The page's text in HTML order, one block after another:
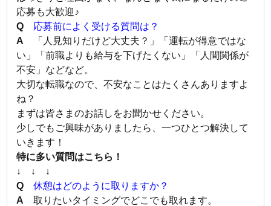
応募も大歓迎♪
Q
応募前によく受ける質問は？
A 「人見知りだけど大丈夫？」「運転が得意ではな
い」「前職よりも給与を下げたくない」「人間関係が
不安」などなど。
大切な転職なので、不安なことはたくさんありますよ
ね？
まずは皆さまのお話しをお聞かせください。
少しでもご興味がありましたら、一つひとつ解決して
いきます！
特に多い質問はこちら！
↓ ↓ ↓
Q
休憩はどのように取りますか？
A 取りたいタイミングでどこでも取れます。